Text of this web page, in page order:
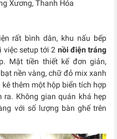
Xương, Thanh Hóa
rất bình dân, khu nấu bếp
việc setup tới 2 nồi điện tráng
Mặt tiền thiết kế đơn giản,
nền vàng, chữ đỏ mix xanh
thêm một hộp biển tích hợp
ra. Không gian quán khá hẹp
với số lượng bàn ghế trên